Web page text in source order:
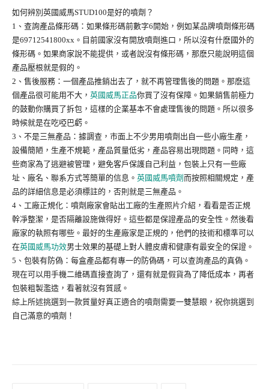
如何辨別英國威馬STUD100是好的噴劑？
1、查詢產品條形碼：如果條形碼前數字6開始，例如某品牌噴劑條形碼
是69712541800xx。目前國家沒有開放噴劑進口，所以沒有什麽國外的
條形碼。如果商家說不能提供，或者說沒有條形碼，那麽只能說明這個
產品壓根就是假的。
2、售後服務：一個產品推銷出去了，就不再管理售後的問題。那麽這
個產品很可能用不大， 英國威馬正品你買了沒有保障。如果銷售前極力
的鼓動你購買了拆包，這樣的企業基本不會處理售後的問題。所以很多
時候就是在吃啞巴虧。
3、不是三無產品：據調查，市面上不少男用噴劑出自一些小廠生產，
設備簡陋，生產不規範，產品質量低劣，產品容易出現問題。同時，這
些商家為了逃避被管理，避免客戶保護自己利益，包裝上只有一些廠
址、廠名、聯系方式等簡單的信息。 英國威馬噴劑 而按照相關規定，產
品的詳細信息是必須標註的，否則就是三無產品。
4、工廠正規化：噴劑廠家會貼出工廠的生產照片介紹，看看是否正規
幹凈整潔，是否隔離設施做得好。這些都是保證產品的安全性。然後看
廠家的執照有哪些。最好的生產廠家是正規的，他們的技術和標準可以
在英國威馬功效男士效果的基礎上對人體皮膚和健康有最安全的保證。
5、包裝有防偽：每盒產品都有專一的防偽碼，可以查詢產品的真偽。
現在可以用手機二維碼直接查詢了，還有就是假貨為了降低成本，再者
包裝粗製濫造，看著就沒有質感。
綜上所述挑選到一款質量好真正適合的噴劑需要一雙慧眼，祝你挑選到
自己滿意的噴劑！